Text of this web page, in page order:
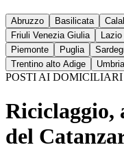
Abruzzo Basilicata
Friuli Venezia Giulia
Lazio
Piemonte
Puglia
Trentino alto Adige
Umbria
POSTI AI DOMICILIARI
Riciclaggio,
del